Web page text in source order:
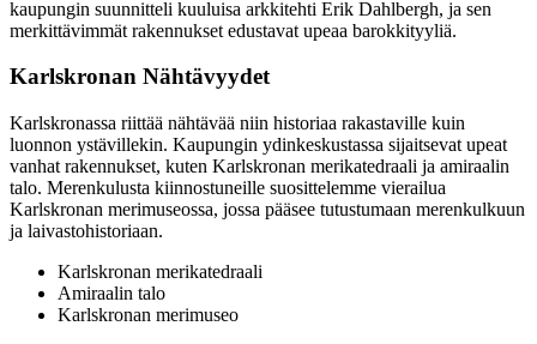
kaupungin suunnitteli kuuluisa arkkitehti Erik Dahlbergh, ja sen
merkittävimmät rakennukset edustavat upeaa barokkityyliä.
Karlskronan Nähtävyydet
Karlskronassa riittää nähtävää niin historiaa rakastaville kuin
luonnon ystävillekin. Kaupungin ydinkeskustassa sijaitsevat upeat
vanhat rakennukset, kuten Karlskronan merikatedraali ja amiraalin
talo. Merenkulusta kiinnostuneille suosittelemme vierailua
Karlskronan merimuseossa, jossa pääsee tutustumaan merenkulkuun
ja laivastohistoriaan.
Karlskronan merikatedraali
Amiraalin talo
Karlskronan merimuseo